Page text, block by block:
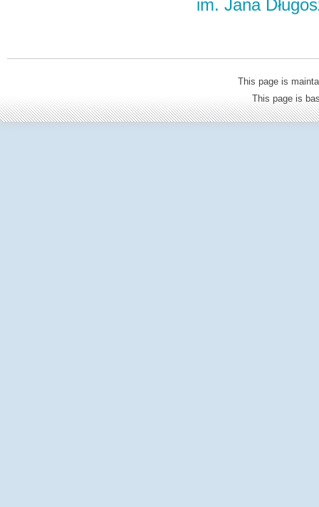
im. Jana
This page is
This page is